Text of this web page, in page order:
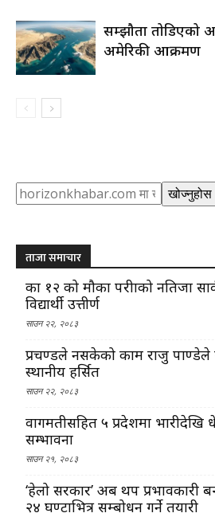
सम्झौता तोडिएको
अमेरिकी आक्रमण
Search खोज्नुहोस
ताजा समाचार
कक्षा १२ को मौका परीक्षाको नतिजा
विद्यार्थी उत्तीर्ण
साउन २२, २०८३
प्रचण्डले नसकेको काम राजु पाण्डेले
स्थानीय हर्सित
साउन २२, २०८३
वागमतीसहित ५ प्रदेशमा भारीदेखि
सम्भावना
साउन २१, २०८३
‘हेलो सरकार’ अब थप प्रभावकारी
२४ घण्टाभित्र सम्बोधन गर्ने तयारी